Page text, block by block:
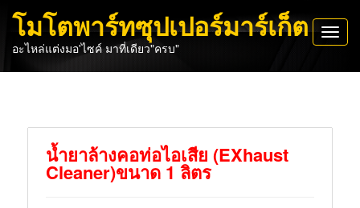
โมโตพาร์ทซุปเปอร์มาร์เก็ต
อะไหล่แต่งมอ'ไซค์ มาที่เดียว"ครบ"
น้ำยาล้างคอท่อไอเสีย (EXhaust
Cleaner)ขนาด 1 ลิตร